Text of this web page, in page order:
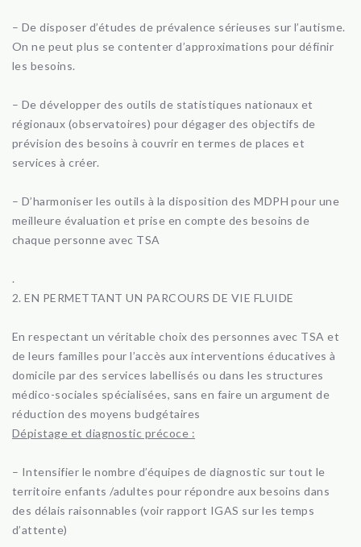
– De disposer d’études de prévalence sérieuses sur l’autisme.
On ne peut plus se contenter d’approximations pour définir
les besoins.
– De développer des outils de statistiques nationaux et
régionaux (observatoires) pour dégager des objectifs de
prévision des besoins à couvrir en termes de places et
services à créer.
– D’harmoniser les outils à la disposition des MDPH pour une
meilleure évaluation et prise en compte des besoins de
chaque personne avec TSA
.
2. EN PERMETTANT UN PARCOURS DE VIE FLUIDE
En respectant un véritable choix des personnes avec TSA et
de leurs familles pour l’accès aux interventions éducatives à
domicile par des services labellisés ou dans les structures
médico-sociales spécialisées, sans en faire un argument de
réduction des moyens budgétaires
Dépistage et diagnostic précoce :
– Intensifier le nombre d’équipes de diagnostic sur tout le
territoire enfants /adultes pour répondre aux besoins dans
des délais raisonnables (voir rapport IGAS sur les temps
d’attente)